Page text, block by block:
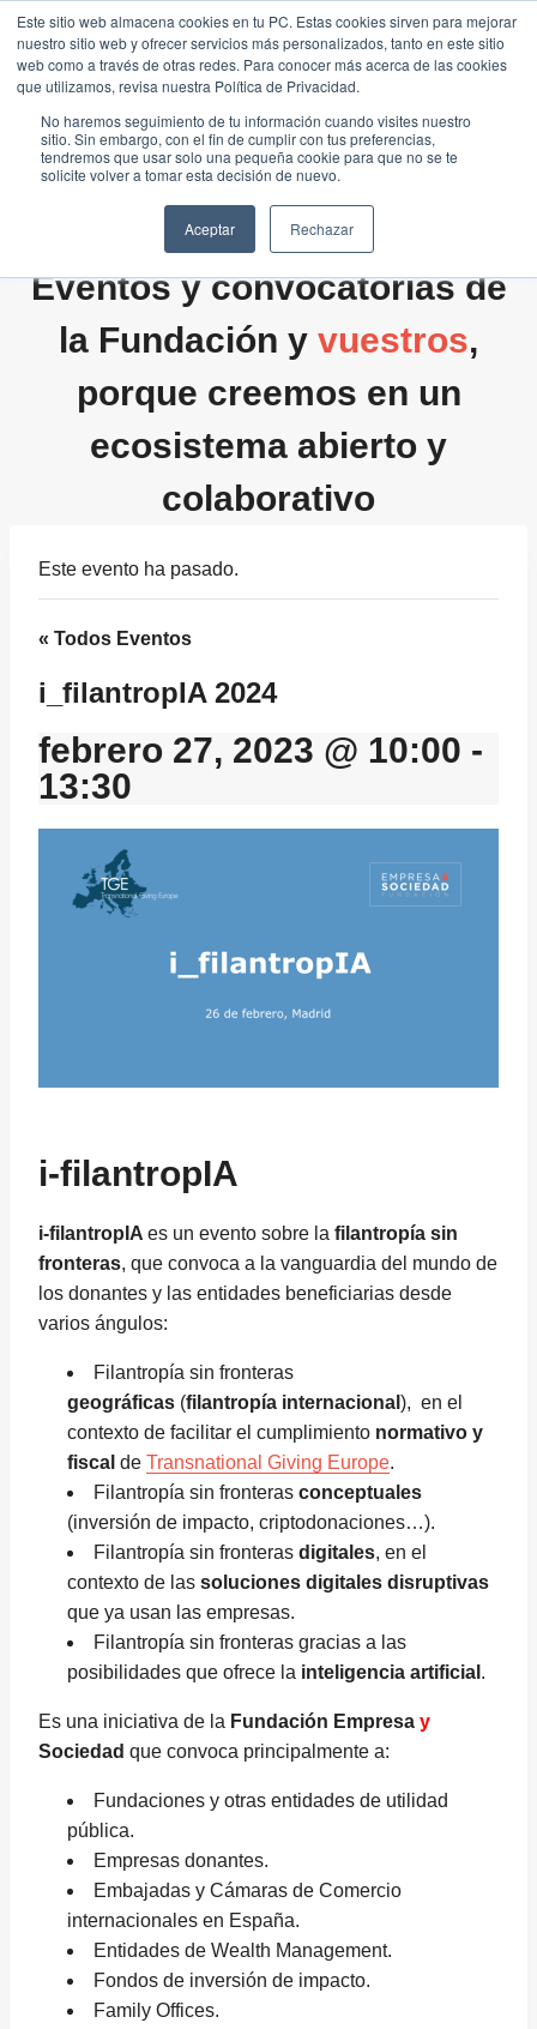
Este sitio web almacena cookies en tu PC. Estas cookies sirven para mejorar
nuestro sitio web y ofrecer servicios más personalizados, tanto en este sitio
web como a través de otras redes. Para conocer más acerca de las cookies
que utilizamos, revisa nuestra Política de Privacidad.
No haremos seguimiento de tu información cuando visites nuestro
sitio. Sin embargo, con el fin de cumplir con tus preferencias,
tendremos que usar solo una pequeña cookie para que no se te
solicite volver a tomar esta decisión de nuevo.
Aceptar Rechazar
Saltar
contenido
Eventos y convocatorias de
la Fundación y vuestros,
porque creemos en un
ecosistema abierto y
colaborativo
Este evento ha pasado.
« Todos Eventos
i_filantropIA 2024
febrero 27, 2023 @ 10:00 -
13:30
i-filantropIA
i-filantropIA es un evento sobre la filantropía sin
fronteras, que convoca a la vanguardia del mundo de
los donantes y las entidades beneficiarias desde
varios ángulos:
Filantropía sin fronteras
geográficas (filantropía internacional ), en el
contexto de facilitar el cumplimiento normativo y
fiscal de Transnational Giving Europe.
Filantropía sin fronteras conceptuales
(inversión de impacto, criptodonaciones…).
Filantropía sin fronteras digitales, en el
contexto de las soluciones digitales disruptivas
que ya usan las empresas.
Filantropía sin fronteras gracias a las
posibilidades que ofrece la inteligencia artificial .
Es una iniciativa de la Fundación Empresa y
Sociedad que convoca principalmente a:
Fundaciones y otras entidades de utilidad
pública.
Empresas donantes.
Embajadas y Cámaras de Comercio
internacionales en España.
Entidades de Wealth Management.
Fondos de inversión de impacto.
Family Offices.
Traducir »